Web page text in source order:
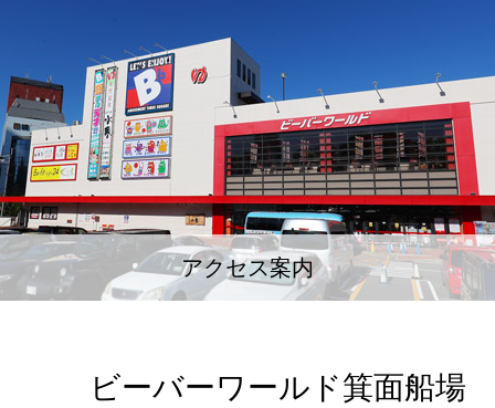
アクセス案内
ビーバーワールド箕面船場